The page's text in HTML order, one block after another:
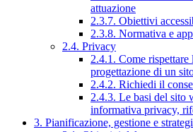
attuazione
2.3.7. Obiettivi
2.3.8. Normativa e
2.4. Privacy
2.4.1. Come
progettazione di un
2.4.2. Richiedi il
2.4.3. Le basi del sito
informativa privacy,
3. Pianificazione, gestione e